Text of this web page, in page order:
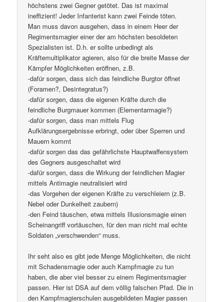
höchstens zwei Gegner getötet. Das ist maximal
ineffizient! Jeder Infanterist kann zwei Feinde töten.
Man muss davon ausgehen, dass in einem Heer der
Regimentsmagier einer der am höchsten besoldeten
Spezialisten ist. D.h. er sollte unbedingt als
Kräftemultiplikator agieren, also für die breite Masse der
Kämpfer Möglichkeiten eröffnen, z.B.
-dafür sorgen, dass sich das feindliche Burgtor öffnet
(Foramen?, Desintegratus?)
-dafür sorgen, dass die eigenen Kräfte durch die
feindliche Burgmauer kommen (Elementarmagie?)
-dafür sorgen, dass man mittels Flug
Aufklärungsergebnisse erbringt, oder über Sperren und
Mauern kommt
-dafür sorgen das das gefährlichste Hauptwaffensystem
des Gegners ausgeschaltet wird
-dafür sorgen, dass die Wirkung der feindlichen Magier
mittels Antimagie neutralisiert wird
-das Vorgehen der eigenen Kräfte zu verschleiern (z.B.
Nebel oder Dunkelheit zaubern)
-den Feind täuschen, etwa mittels Illusionsmagie einen
Scheinangriff vortäuschen, für den man nicht mal echte
Soldaten „verschwenden“ muss.
Ihr seht also es gibt jede Menge Möglichkeiten, die nicht
mit Schadensmagie oder auch Kampfmagie zu tun
haben, die aber viel besser zu einem Regimentsmagier
passen. Hier ist DSA auf dem völlig falschen Pfad. Die in
den Kampfmagierschulen ausgebildeten Magier passen